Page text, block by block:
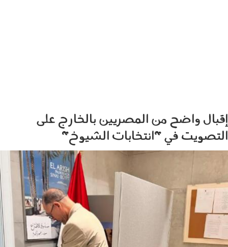
إقبال واضح من المصريين بالخارج على
التصويت في "انتخابات الشيوخ"
0108001.jpg